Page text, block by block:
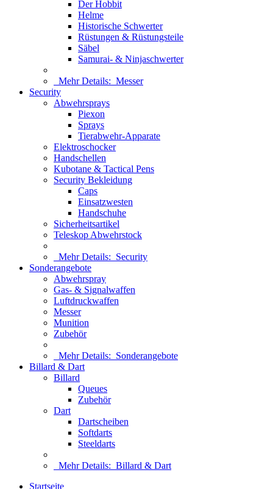
Der Hobbit
Helme
Historische Schwerter
Rüstungen & Rüstungsteile
Säbel
Samurai- & Ninjaschwerter
Mehr Details: Messer
Security
Abwehrsprays
Piexon
Sprays
Tierabwehr-Apparate
Elektroschocker
Handschellen
Kubotane & Tactical Pens
Security Bekleidung
Caps
Einsatzwesten
Handschuhe
Sicherheitsartikel
Teleskop Abwehrstock
Mehr Details: Security
Sonderangebote
Abwehrspray
Gas- & Signalwaffen
Luftdruckwaffen
Messer
Munition
Zubehör
Mehr Details: Sonderangebote
Billard & Dart
Billard
Queues
Zubehör
Dart
Dartscheiben
Softdarts
Steeldarts
Mehr Details: Billard & Dart
Startseite